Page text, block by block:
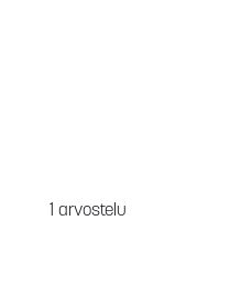
1 arvostelu